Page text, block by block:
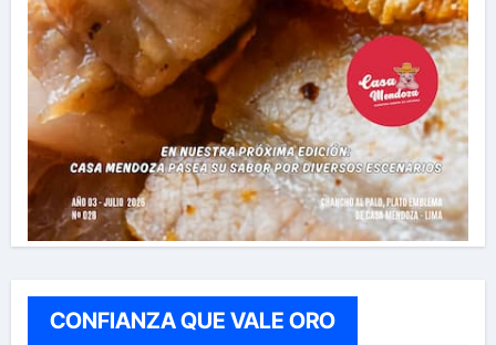
CONFIANZA QUE VALE ORO